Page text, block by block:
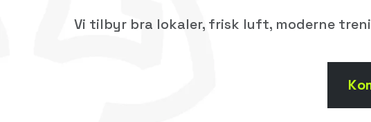
Vi tilbyr bra lokaler, frisk luft, moderne